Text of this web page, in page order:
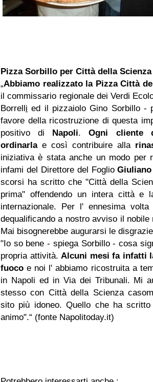
Pizza Sorbillo per Città della Scienza
„Abbiamo realizzato la Pizza Città
il commissario regionale dei Verdi
Borrelli ed il pizzaiolo Gino Sorbillo -
favore della ricostruzione di questa
positivo di Napoli.Ogni cliente
ordinarlae così contribuire alla
iniziativa è stata anche un modo per
infami del Direttore del Foglio
scorsi ha scritto che "Città della
prima" offendendo un intera città e
internazionale. Per l' ennesima
dequalificando a nostro avviso il
Mai bisognerebbe augurarsi le
"Io so bene - spiega Sorbillo - cosa
propria attività. Alcuni mesi fa infatti
fuoco e noi l' abbiamo ricostruita a
in Napoli ed in Via dei Tribunali. Mi
stesso con Città della Scienza
sito più idoneo. Quello che ha
animo".“ (fonte Napolitoday.it)